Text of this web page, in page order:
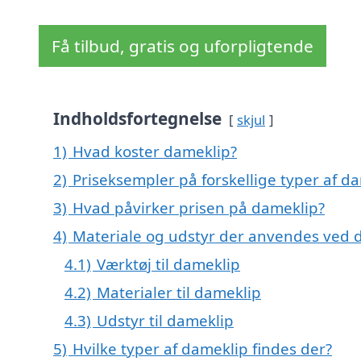
Få tilbud, gratis og uforpligtende
Indholdsfortegnelse skjul
1) Hvad koster dameklip?
2) Priseksempler på forskellige typer af
3) Hvad påvirker prisen på dameklip?
4) Materiale og udstyr der anvendes ved
4.1) Værktøj til dameklip
4.2) Materialer til dameklip
4.3) Udstyr til dameklip
5) Hvilke typer af dameklip findes der?